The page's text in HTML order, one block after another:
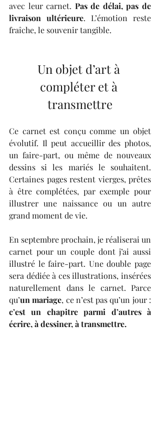
avec leur carnet. Pas de délai, pas de
livraison ultérieure. L’émotion reste
fraîche, le souvenir tangible.
Un objet d’art à
compléter et à
transmettre
Ce carnet est conçu comme un objet
évolutif. Il peut accueillir des photos,
un faire-part, ou même de nouveaux
dessins si les mariés le souhaitent.
Certaines pages restent vierges, prêtes
à être complétées, par exemple pour
illustrer une naissance ou un autre
grand moment de vie.
En septembre prochain, je réaliserai un
carnet pour un couple dont j’ai aussi
illustré le faire-part. Une double page
sera dédiée à ces illustrations, insérées
naturellement dans le carnet. Parce
qu’un mariage
c’est un chapitre parmi d’autres à
écrire, à dessiner, à transmettre.